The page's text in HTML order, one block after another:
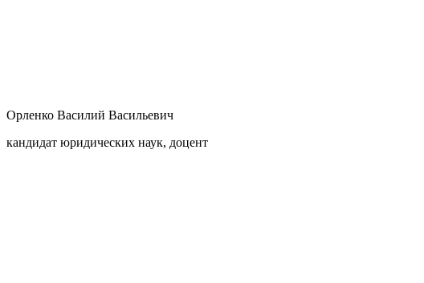
Орленко Василий Васильевич
кандидат юридических наук, доцент